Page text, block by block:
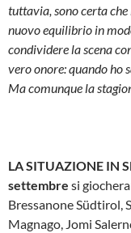
tuttavia, sono certa
nuovo equilibrio in
condividere la scena
vero onore: quando ho
Ma comunque la
LA SITUAZIONE IN
settembre si
Bressanone Südtirol,
Magnago, Jomi